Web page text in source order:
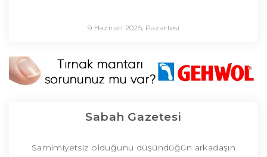
9 Haziran 2025, Pazartesi
Sabah Gazetesi
Samimiyetsiz olduğunu düşündüğün arkadaşın